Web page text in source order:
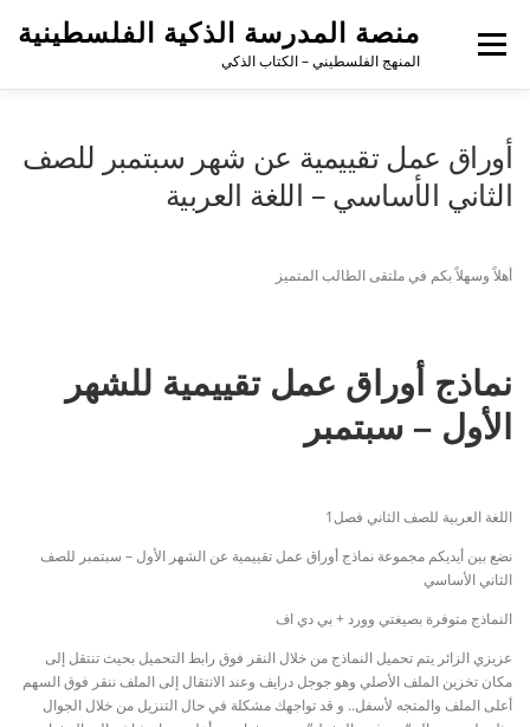
منصة المدرسة الذكية الفلسطينية
المنهج الفلسطيني – الكتاب الذكي
القائمة
أوراق عمل تقييمية عن شهر سبتمبر للصف
الثاني الأساسي – اللغة العربية
أهلاً وسهلاً بكم في ملتقى الطالب المتميز
نماذج أوراق عمل تقييمية للشهر
الأول – سبتمبر
اللغة العربية للصف الثاني فصل1
نضع بين أيديكم مجموعة نماذج أوراق عمل تقييمية عن الشهر الأول – سبتمبر للصف
الثاني الأساسي
النماذج متوفرة بصيغتي وورد + بي دي اف
عزيزي الزائر يتم تحميل النماذج من خلال النقر فوق رابط التحميل بحيث تنتقل إلى
مكان تخزين الملف الأصلي وهو جوجل درايف وعند الانتقال إلى الملف ننقر فوق السهم
أعلى الملف والمتجه لأسفل.. و قد تواجهك مشكلة في حال التنزيل من خلال الجوال